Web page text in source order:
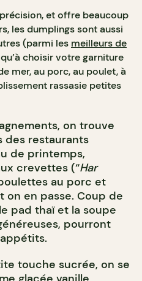
et offre beaucoup
les dumplings sont aussi
(parmi les meilleurs de
choisir votre garniture
mer, au porc, au poulet, à
rassasie petites
on trouve
des restaurants
de printemps,
crevettes (“Har
au porc et
on en passe. Coup de
pad thaï et la soupe
pourront
touche sucrée, on se